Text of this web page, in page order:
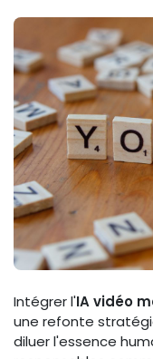
Intégrer l'IA vidéo
une refonte
diluer l'essence